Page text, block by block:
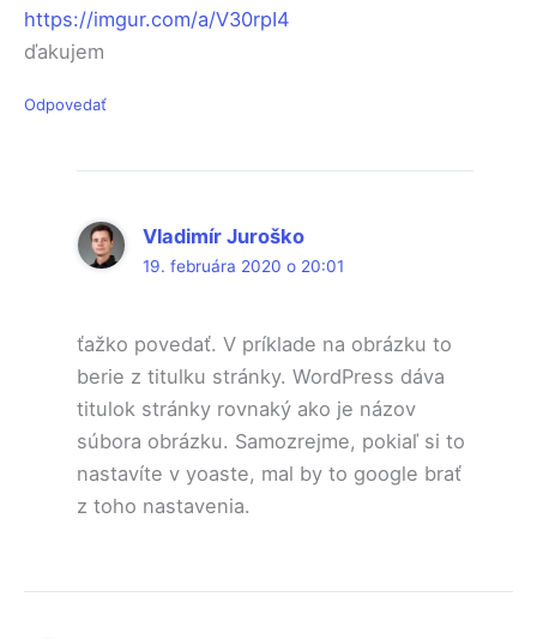
https://imgur.com/a/V30rpI4
ďakujem
Odpovedať
Vladimír Juroško
19. februára 2020 o 20:01
ťažko povedať. V príklade na obrázku to
berie z titulku stránky. WordPress dáva
titulok stránky rovnaký ako je názov
súbora obrázku. Samozrejme, pokiaľ si to
nastavíte v yoaste, mal by to google brať
z toho nastavenia.